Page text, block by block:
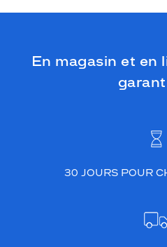
En magasin et en
30 JOURS POUR